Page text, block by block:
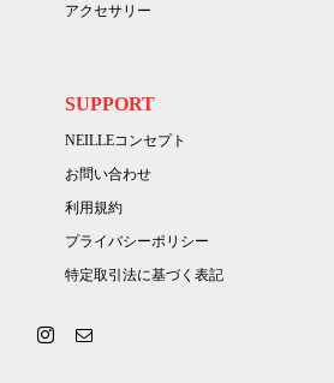
アクセサリー
SUPPORT
NEILLEコンセプト
お問い合わせ
利用規約
プライバシーポリシー
特定取引法に基づく表記